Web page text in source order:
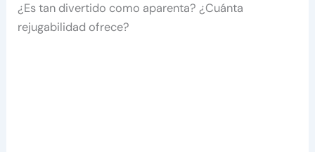
¿Es tan divertido como aparenta? ¿Cuánta
rejugabilidad ofrece?